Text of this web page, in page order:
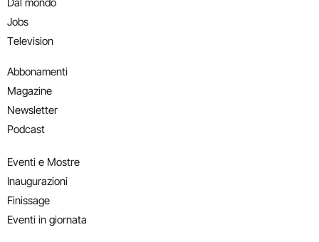
Jobs
Television
Abbonamenti
Magazine
Newsletter
Podcast
Eventi e Mostre
Inaugurazioni
Finissage
Eventi in giornata